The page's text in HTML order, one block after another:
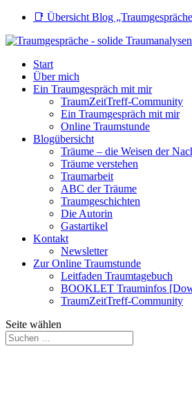
📑 Übersicht Blog
Start
Über mich
Ein Traumgespräch mit mir
TraumZeitTreff-Community
Ein Traumgespräch mit mir
Online Traumstunde
Blogübersicht
Träume – die Weisen der
Träume verstehen
Traumarbeit
ABC der Träume
Traumgeschichten
Die Autorin
Gastartikel
Kontakt
Newsletter
Zur Online Traumstunde
Leitfaden Traumtagebuch
BOOKLET Trauminfos
TraumZeitTreff-Community
Seite wählen